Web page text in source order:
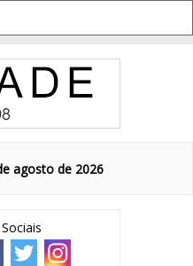
agosto de 2026